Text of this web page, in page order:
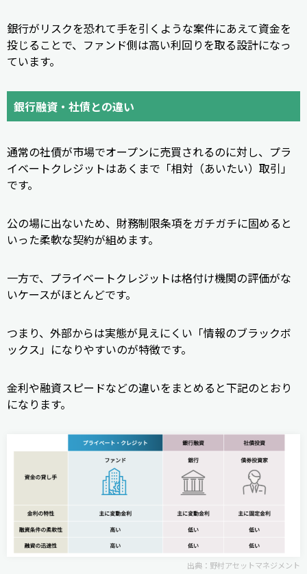
銀行がリスクを恐れて手を引くような案件にあえて資金を
投じることで、ファンド側は高い利回りを取る設計になっ
ています。
銀行融資・社債との違い
通常の社債が市場でオープンに売買されるのに対し、プラ
イベートクレジットはあくまで「相対（あいたい）取引」
です。
公の場に出ないため、財務制限条項をガチガチに固めると
いった柔軟な契約が組めます。
一方で、プライベートクレジットは格付け機関の評価がな
いケースがほとんどです。
つまり、外部からは実態が見えにくい「情報のブラックボ
ックス」になりやすいのが特徴です。
金利や融資スピードなどの違いをまとめると下記のとおり
になります。
出典： 野村アセットマネジメント